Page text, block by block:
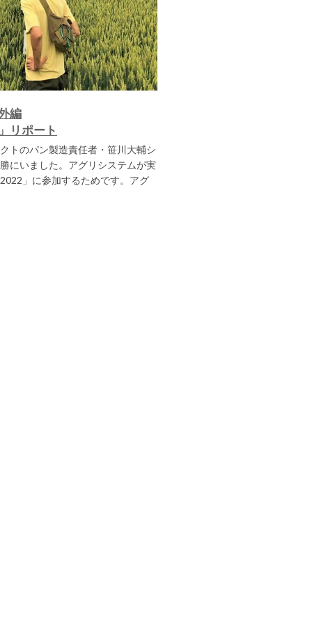
編
リポート
トのパン製造責任者・笹川大輔シ
にいました。アグリシステムが実
」に参加するためです。アグ